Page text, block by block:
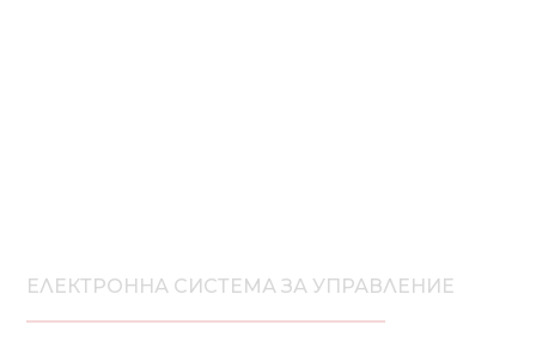
ЕЛЕКТРОННА СИСТЕМА ЗА УПРАВЛЕНИЕ